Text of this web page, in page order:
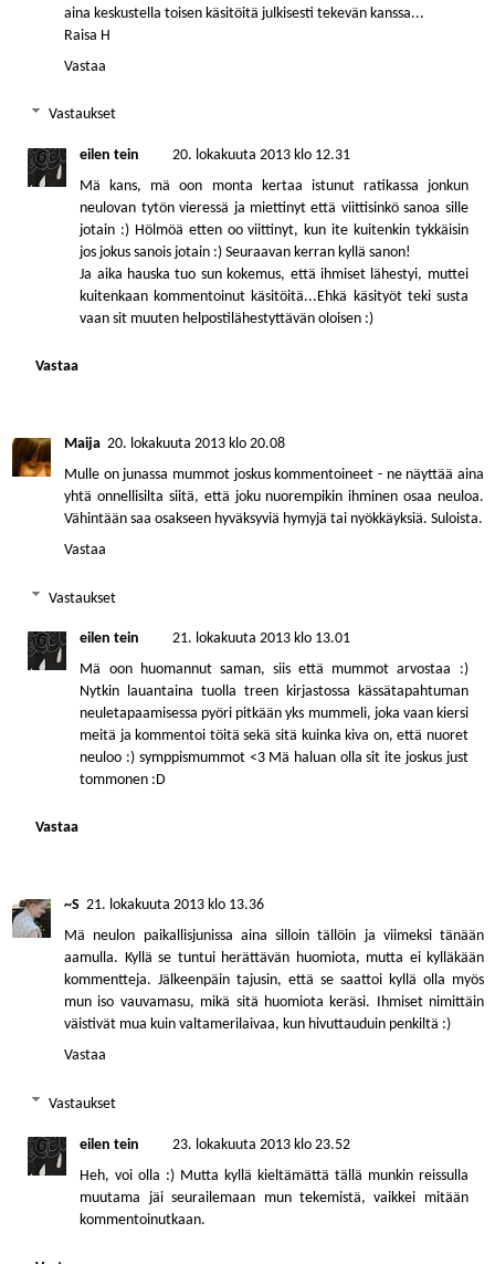
aina keskustella toisen käsitöitä julkisesti tekevän kanssa...
Raisa H
Vastaa
Vastaukset
eilen tein
20. lokakuuta 2013 klo 12.31
Mä kans, mä oon monta kertaa istunut ratikassa jonkun
neulovan tytön vieressä ja miettinyt että viittisinkö sanoa sille
jotain :) Hölmöä etten oo viittinyt, kun ite kuitenkin tykkäisin
jos jokus sanois jotain :) Seuraavan kerran kyllä sanon!
Ja aika hauska tuo sun kokemus, että ihmiset lähestyi, muttei
kuitenkaan kommentoinut käsitöitä...Ehkä käsityöt teki susta
vaan sit muuten helpostilähestyttävän oloisen :)
Vastaa
Maija 20. lokakuuta 2013 klo 20.08
Mulle on junassa mummot joskus kommentoineet - ne näyttää aina
yhtä onnellisilta siitä, että joku nuorempikin ihminen osaa neuloa.
Vähintään saa osakseen hyväksyviä hymyjä tai nyökkäyksiä. Suloista.
Vastaa
Vastaukset
eilen tein
21. lokakuuta 2013 klo 13.01
Mä oon huomannut saman, siis että mummot arvostaa :)
Nytkin lauantaina tuolla treen kirjastossa kässätapahtuman
neuletapaamisessa pyöri pitkään yks mummeli, joka vaan kiersi
meitä ja kommentoi töitä sekä sitä kuinka kiva on, että nuoret
neuloo :) symppismummot <3 Mä haluan olla sit ite joskus just
tommonen :D
Vastaa
~S 21. lokakuuta 2013 klo 13.36
Mä neulon paikallisjunissa aina silloin tällöin ja viimeksi tänään
aamulla. Kyllä se tuntui herättävän huomiota, mutta ei kylläkään
kommentteja. Jälkeenpäin tajusin, että se saattoi kyllä olla myös
mun iso vauvamasu, mikä sitä huomiota keräsi. Ihmiset nimittäin
väistivät mua kuin valtamerilaivaa, kun hivuttauduin penkiltä :)
Vastaa
Vastaukset
eilen tein
23. lokakuuta 2013 klo 23.52
Heh, voi olla :) Mutta kyllä kieltämättä tällä munkin reissulla
muutama jäi seurailemaan mun tekemistä, vaikkei mitään
kommentoinutkaan.